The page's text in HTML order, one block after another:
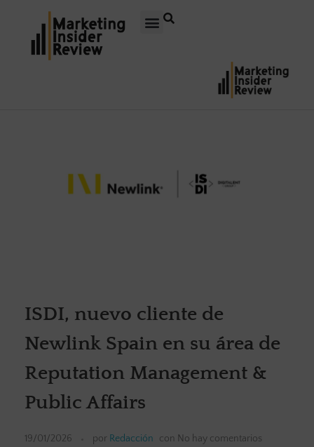
ISDI, nuevo cliente de
Newlink Spain en su área de
Reputation Management &
Public Affairs
19/01/2026 por Redacción con No hay comentarios